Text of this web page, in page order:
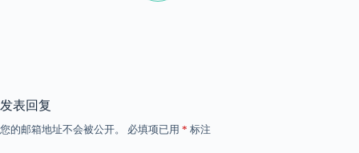
发表回复
您的邮箱地址不会被公开。 必填项已用 * 标注